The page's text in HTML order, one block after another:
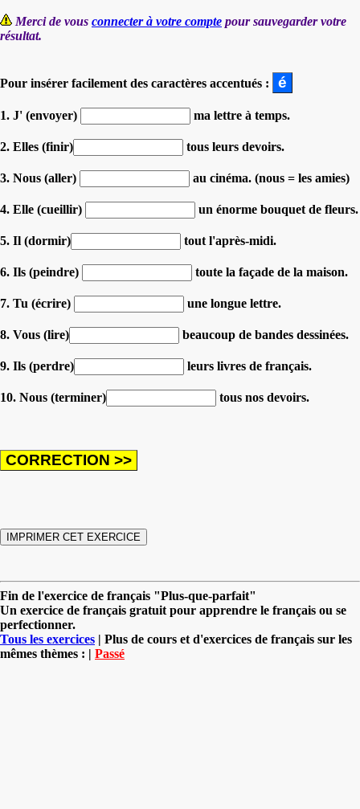
Merci de vous connecter à votre compte pour sauvegarder votre
résultat.
Pour insérer facilement des caractères accentués :
1. J' (envoyer) ma lettre à temps.
2. Elles (finir) tous leurs devoirs.
3. Nous (aller) au cinéma. (nous = les amies)
4. Elle (cueillir) un énorme bouquet de fleurs.
5. Il (dormir) tout l'après-midi.
6. Ils (peindre) toute la façade de la maison.
7. Tu (écrire) une longue lettre.
8. Vous (lire) beaucoup de bandes dessinées.
9. Ils (perdre) leurs livres de français.
10. Nous (terminer) tous nos devoirs.
Fin de l'exercice de français "Plus-que-parfait"
Un exercice de français gratuit pour apprendre le français ou se
perfectionner.
Tous les exercices | Plus de cours et d'exercices de français sur les
mêmes thèmes : | Passé